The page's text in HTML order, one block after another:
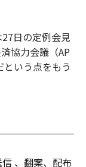
日の定例会見
協力会議（AP
いう点をもう
、翻案、配布